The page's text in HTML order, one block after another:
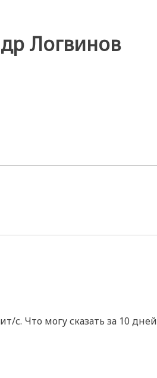
Логвинов
с. Что могу сказать за 10 дней